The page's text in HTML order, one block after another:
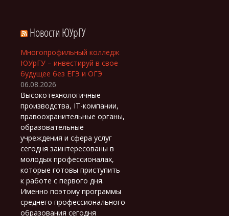
Новости ЮУрГУ
Многопрофильный колледж
ЮУрГУ – инвестируй в свое
будущее без ЕГЭ и ОГЭ
06.08.2026
Высокотехнологичные
производства, IT-компании,
правоохранительные органы,
образовательные
учреждения и сфера услуг
сегодня заинтересованы в
молодых профессионалах,
которые готовы приступить
к работе с первого дня.
Именно поэтому программы
среднего профессионального
образования сегодня